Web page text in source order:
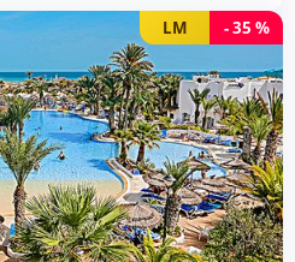
LM -35 %